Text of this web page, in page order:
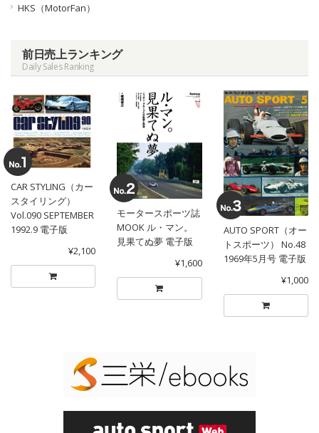
HKS（MotorFan）
前日売上ランキング
Daily Sales Ranking
CAR STYLING（カー
スタイリング）
Vol.090 SEPTEMBER
1992.9 電子版
¥2,100
モータースポーツ誌
MOOK ル・マン。
見果てぬ夢 電子版
¥1,600
AUTO SPORT（オー
トスポーツ） No.48
1969年5月号 電子版
¥1,000